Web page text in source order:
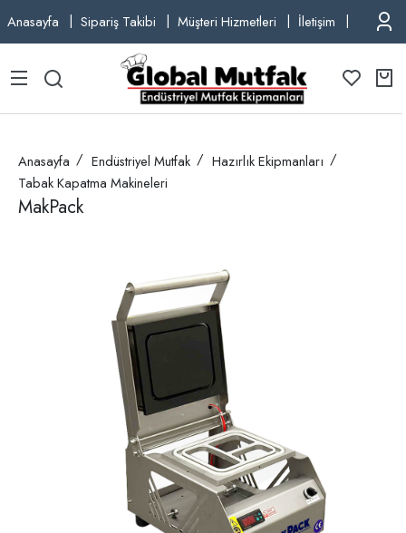
Anasayfa Sipariş Takibi Müşteri Hizmetleri İletişim TEL:
Anasayfa Endüstriyel Mutfak
Hazırlık Ekipmanları
Tabak Kapatma Makineleri
MakPack